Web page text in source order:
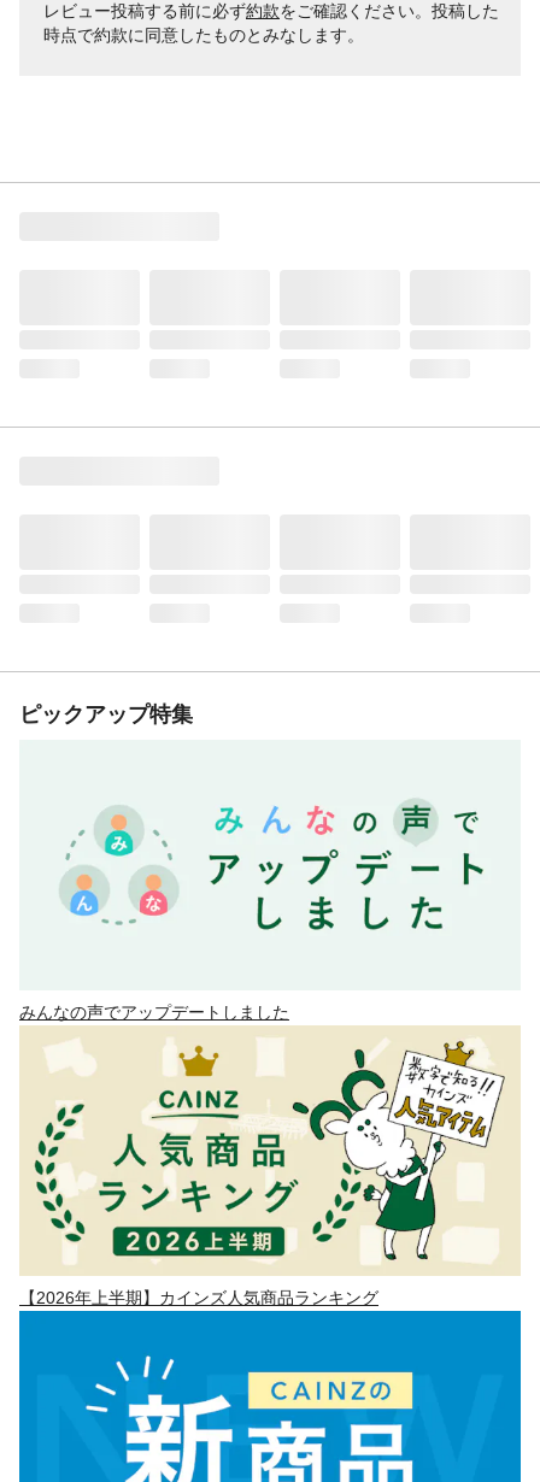
レビュー投稿する前に必ず約款をご確認ください。投稿した
時点で約款に同意したものとみなします。
ピックアップ特集
みんなの声でアップデートしました
【2026年上半期】カインズ人気商品ランキング